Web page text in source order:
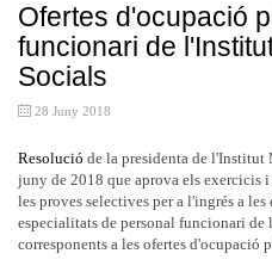
Ofertes d'ocupació
funcionari de
Socials
28 Juny 2018
Resolució de la presidenta de l'Institut
juny de 2018 que aprova els exercicis
les proves selectives per a l'ingrés a les
especialitats de personal funcionari
corresponents a les ofertes d'ocupació